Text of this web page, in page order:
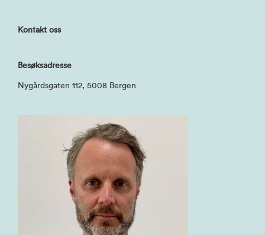
Kontakt oss
Besøksadresse
Nygårdsgaten 112, 5008 Bergen